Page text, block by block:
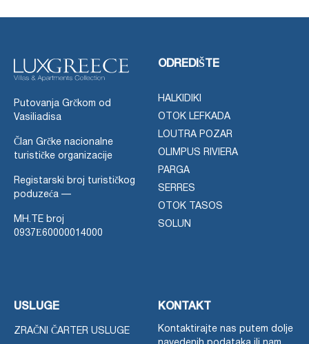
Putovanja Grčkom od
Vasiliadisa
Član Grčke nacionalne
turističke organizacije
Registarski broj turističkog
poduzeća —
MH.TE broj
0937Ε60000014000
ODREDIŠTE
HALKIDIKI
OTOK LEFKADA
LOUTRA POZAR
OLIMPUS RIVIERA
PARGA
SERRES
OTOK TASOS
SOLUN
USLUGE
ZRAČNI ČARTER USLUGE
KONTAKT
Kontaktirajte nas putem dolje